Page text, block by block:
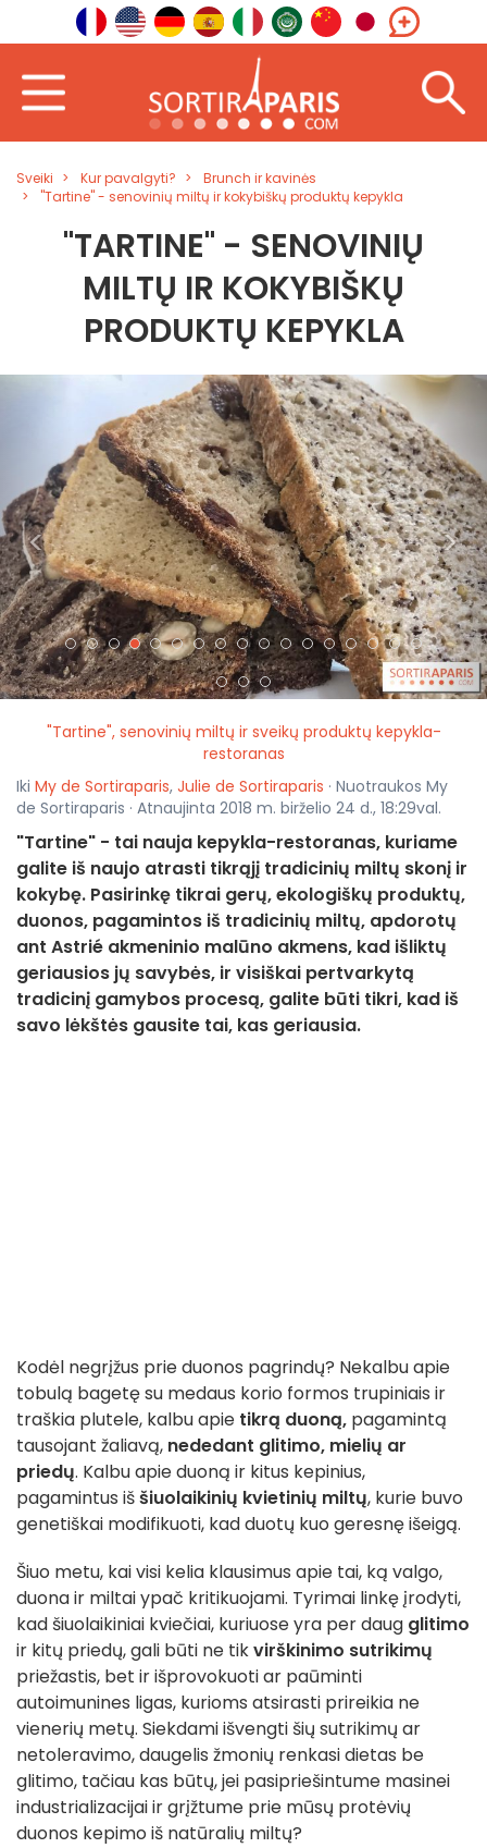
Sveiki Kur pavalgyti?
Brunch ir kavinės
"Tartine" - senovinių miltų ir kokybiškų produktų kepykla
"TARTINE" - SENOVINIŲ
MILTŲ IR KOKYBIŠKŲ
PRODUKTŲ KEPYKLA
< >
"Tartine", senovinių miltų ir sveikų produktų kepykla-
restoranas
Iki My de Sortiraparis, Julie de Sortiraparis · Nuotraukos My
de Sortiraparis · Atnaujinta 2018 m. birželio 24 d., 18:29val.
"Tartine" - tai nauja kepykla-restoranas, kuriame
galite iš naujo atrasti tikrąjį tradicinių miltų skonį ir
kokybę. Pasirinkę tikrai gerų, ekologiškų produktų,
duonos, pagamintos iš tradicinių miltų, apdorotų
ant Astrié akmeninio malūno akmens, kad išliktų
geriausios jų savybės, ir visiškai pertvarkytą
tradicinį gamybos procesą, galite būti tikri, kad iš
savo lėkštės gausite tai, kas geriausia.
Kodėl negrįžus prie duonos pagrindų? Nekalbu apie
tobulą bagetę su medaus korio formos trupiniais ir
traškia plutele, kalbu apie tikrą duoną, pagamintą
tausojant žaliavą, nededant glitimo, mielių ar
priedų. Kalbu apie duoną ir kitus kepinius,
pagamintus iššiuolaikinių kvietinių miltų, kurie buvo
genetiškai modifikuoti, kad duotų kuo geresnę išeigą.
Šiuo metu, kai visi kelia klausimus apie tai, ką valgo,
duona ir miltai ypač kritikuojami. Tyrimai linkę įrodyti,
kad šiuolaikiniai kviečiai, kuriuose yra per daug glitimo
ir kitų priedų, gali būti ne tikvirškinimo sutrikimų
priežastis, bet ir išprovokuoti ar paūminti
autoimunines ligas, kurioms atsirasti prireikia ne
vienerių metų. Siekdami išvengti šių sutrikimų ar
netoleravimo, daugelis žmonių renkasi dietas be
glitimo, tačiau kas būtų, jei pasipriešintume masinei
industrializacijai ir grįžtume prie mūsų protėvių
duonos kepimo iš natūralių miltų?